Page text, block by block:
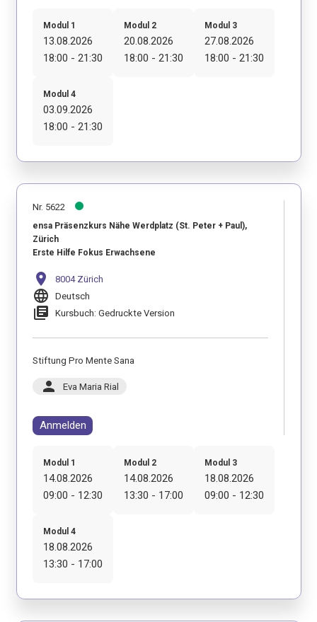
Modul 1
13.08.2026
18:00 - 21:30
Modul 2
20.08.2026
18:00 - 21:30
Modul 3
27.08.2026
18:00 - 21:30
Modul 4
03.09.2026
18:00 - 21:30
Nr. 5622
ensa Präsenzkurs Nähe Werdplatz (St. Peter + Paul),
Zürich
Erste Hilfe Fokus Erwachsene
location_on 8004 Zürich
language Deutsch
library_books Kursbuch: Gedruckte Version
Stiftung Pro Mente Sana
person Eva Maria Rial
Anmelden
Modul 1
14.08.2026
09:00 - 12:30
Modul 2
14.08.2026
13:30 - 17:00
Modul 3
18.08.2026
09:00 - 12:30
Modul 4
18.08.2026
13:30 - 17:00